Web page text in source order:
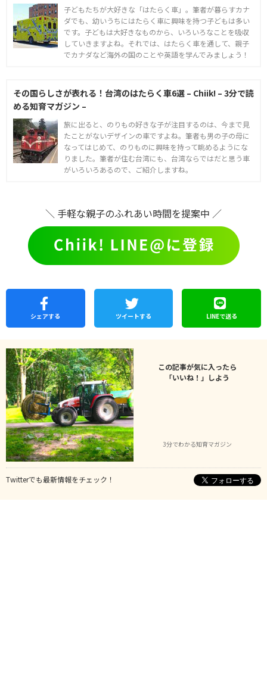
子どもたちが大好きな「はたらく車」。筆者が暮らすカナ
ダでも、幼いうちにはたらく車に興味を持つ子どもは多い
です。子どもは大好きなものから、いろいろなことを吸収
していきますよね。それでは、はたらく車を通して、親子
でカナダなど海外の国のことや英語を学んでみましょう！
その国らしさが表れる！台湾のはたらく車6選 – Chiik! – 3分で読
める知育マガジン –
旅に出ると、のりもの好きな子が注目するのは、今まで見
たことがないデザインの車ですよね。筆者も男の子の母に
なってはじめて、のりものに興味を持って眺めるようにな
りました。筆者が住む台湾にも、台湾ならではだと思う車
がいろいろあるので、ご紹介しますね。
＼ 手軽な親子のふれあい時間を提案中 ／
シェアする ツイートする LINEで送る
この記事が気に入ったら
「いいね！」しよう
3分でわかる知育マガジン
Twitterでも最新情報をチェック！